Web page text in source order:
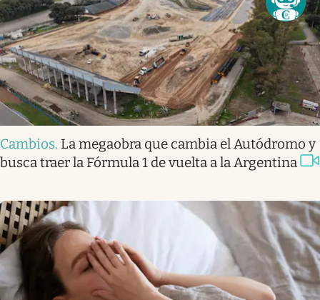
Cambios. La megaobra que cambia el Autódromo y
busca traer la Fórmula 1 de vuelta a la Argentina